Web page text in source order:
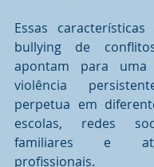
Essas
bullying de
apontam para
violência
perpetua em
escolas, redes
familiares e
profissionais.